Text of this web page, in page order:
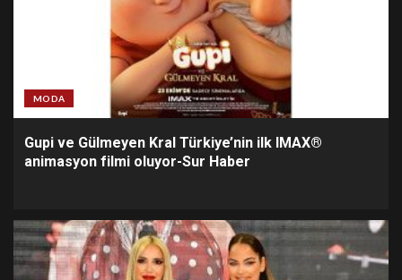
MODA
Gupi ve Gülmeyen Kral Türkiye’nin ilk IMAX®
animasyon filmi oluyor-Sur Haber